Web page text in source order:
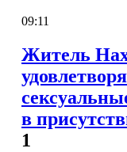
09:11
Житель
в
1